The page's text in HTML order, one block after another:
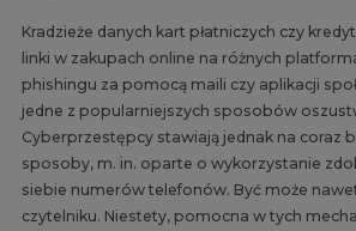
Kradzieże danych kart płatniczych czy
linki w zakupach online na różnych
phishingu za pomocą maili czy aplikacji
jedne z popularniejszych sposobów
Cyberprzestępcy stawiają jednak na coraz
sposoby, m. in. oparte o wykorzystanie
siebie numerów telefonów. Być może
czytelniku. Niestety, pomocna w tych